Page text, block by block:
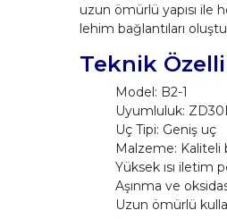
uzun ömürlü yapısı ile
lehim bağlantıları
Teknik
Model: B2-1
Uyumluluk:
Uç Tipi: Geniş uç
Malzeme: Kaliteli
Yüksek ısı iletim
Aşınma ve
Uzun ömürlü